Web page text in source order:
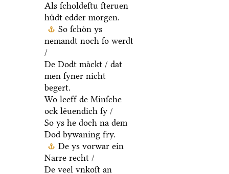
Als ſcholdeſtu ſteruen
huͤdt edder morgen.
So ſchoͤn ys
nemandt noch ſo werdt
/
De Dodt maͤckt / dat
men ſyner nicht
begert.
Wo leeff de Minſche
ock leͤuendich ſy /
So ys he doch na dem
Dod bywaning fry.
De ys vorwar ein
Narre recht /
De veel vnkoſt an